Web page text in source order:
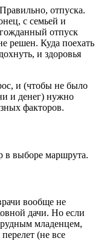
отпуска.
с семьей и
отпуск
решен. Куда поехать
и здоровья
и (чтобы не было
и денег) нужно
факторов.
в выборе маршрута.
вообще не
дачи. Но если
младенцем,
(не все